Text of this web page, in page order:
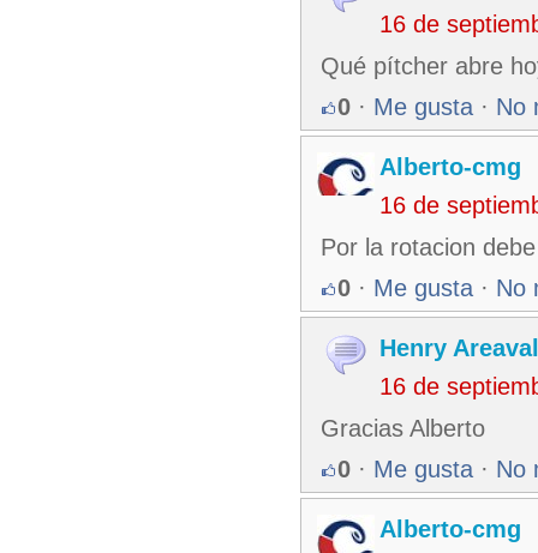
16 de
Qué pítcher abre
0 · Me gusta · No
Alberto-cmg
16 de
Por la rotacion
0 · Me gusta · No
Henry
16 de
Gracias Alberto
0 · Me gusta · No
Alberto-cmg